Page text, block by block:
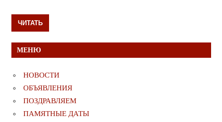
ЧИТАТЬ
МЕНЮ
НОВОСТИ
ОБЪЯВЛЕНИЯ
ПОЗДРАВЛЯЕМ
ПАМЯТНЫЕ ДАТЫ